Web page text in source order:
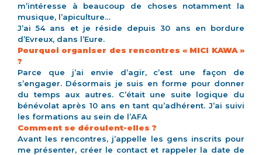
m’intéresse à beaucoup de choses notamment la
musique, l’apiculture…
J’ai 54 ans et je réside depuis 30 ans en bordure
d’Evreux, dans l’Eure.
Pourquoi organiser des rencontres « MICI KAWA »
?
Parce que j’ai envie d’agir, c’est une façon de
s’engager. Désormais je suis en forme pour donner
du temps aux autres. C’était une suite logique du
bénévolat après 10 ans en tant qu’adhérent. J’ai suivi
les formations au sein de l’AFA
Comment se déroulent-elles ?
Avant les rencontres, j’appelle les gens inscrits pour
me présenter, créer le contact et rappeler la date de